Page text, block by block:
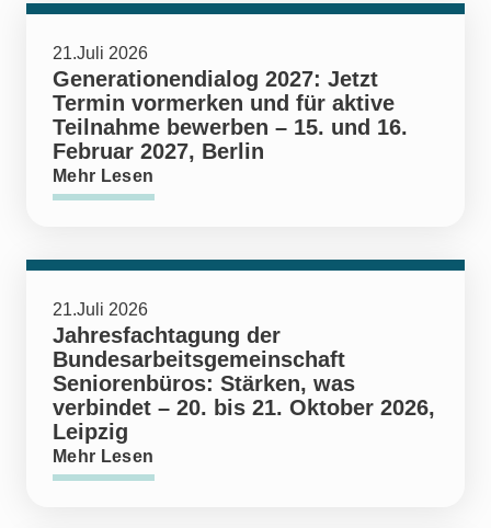
21.Juli 2026
Generationendialog 2027: Jetzt
Termin vormerken und für aktive
Teilnahme bewerben – 15. und 16.
Februar 2027, Berlin
Mehr Lesen
21.Juli 2026
Jahresfachtagung der
Bundesarbeitsgemeinschaft
Seniorenbüros: Stärken, was
verbindet – 20. bis 21. Oktober 2026,
Leipzig
Mehr Lesen